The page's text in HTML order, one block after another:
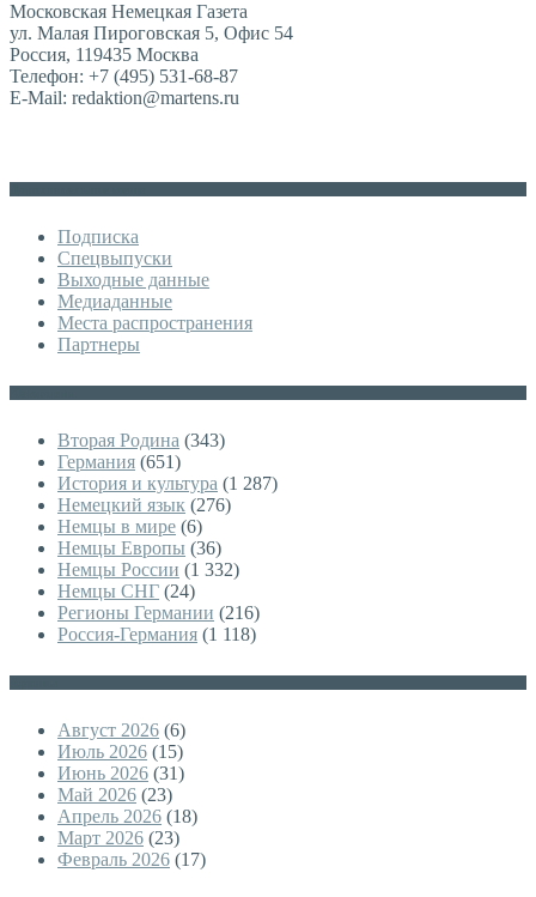
Московская Немецкая Газета
ул. Малая Пироговская 5, Офис 54
Россия, 119435 Москва
Телефон: +7 (495) 531-68-87
E-Mail: redaktion@martens.ru
Подписка
Спецвыпуски
Выходные данные
Медиаданные
Места распространения
Партнеры
Вторая Родина (343)
Германия (651)
История и культура (1 287)
Немецкий язык (276)
Немцы в мире (6)
Немцы Европы (36)
Немцы России (1 332)
Немцы СНГ (24)
Регионы Германии (216)
Россия-Германия (1 118)
Август 2026 (6)
Июль 2026 (15)
Июнь 2026 (31)
Май 2026 (23)
Апрель 2026 (18)
Март 2026 (23)
Февраль 2026 (17)